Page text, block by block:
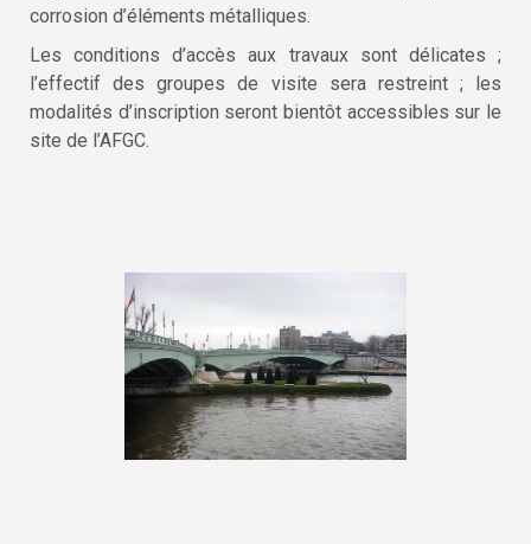
corrosion d’éléments métalliques.
Les conditions d’accès aux travaux sont délicates ;
l’effectif des groupes de visite sera restreint ; les
modalités d’inscription seront bientôt accessibles sur le
site de l’AFGC.